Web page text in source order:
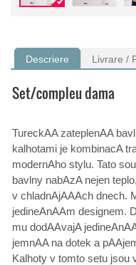
Descriere Livrare /
Set/compleu dama
TureckAA zateplenAA
kalhotami je kombinacA
modernAho stylu. Tato
bavlny nabAzA nejen
v chladnAjAAAch dnech.
jedineAnAAm designem.
mu dodAAvajA
jemnAA na dotek a
Kalhoty v tomto setu jsou